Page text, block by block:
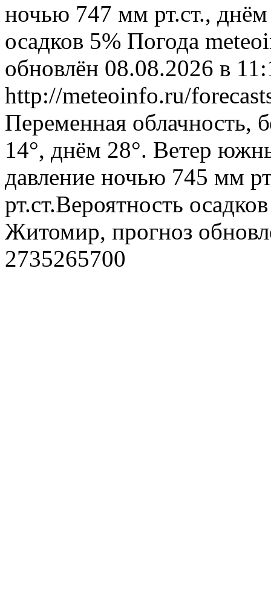
ночью 747 мм рт.ст.,
осадков 5% Погода
обновлён 08.08.2026 в
http://meteoinfo.ru/
Переменная облачность,
14°, днём 28°. Ветер
давление ночью 745 мм
рт.ст.Вероятность
Житомир, прогноз
2735265700